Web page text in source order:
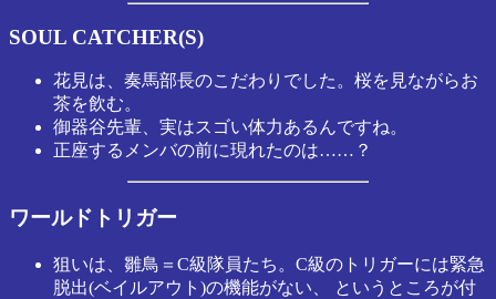
SOUL CATCHER(S)
花見は、奏馬部長のこだわりでした。桜を見ながらお
茶を飲む。
御器谷先輩、実はスゴい体力あるんですね。
正座するメンバの前に現れたのは……？
ワールドトリガー
狙いは、雛鳥＝C級隊員たち。C級のトリガーには緊急
脱出(ベイルアウト)の機能がない、 というところが付